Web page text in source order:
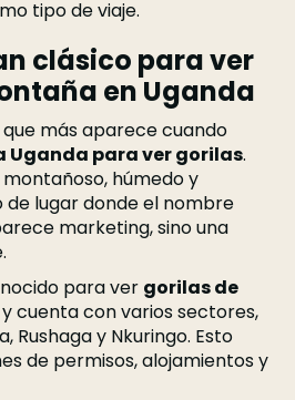
tipo de viaje.
clásico para ver
en Uganda
más aparece cuando
Uganda para ver gorilas.
montañoso, húmedo y
lugar donde el nombre
marketing, sino una
para ver gorilas de
y cuenta con varios sectores,
Rushaga y Nkuringo. Esto
de permisos, alojamientos y